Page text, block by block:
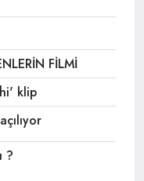
FİLMİ
klip
?